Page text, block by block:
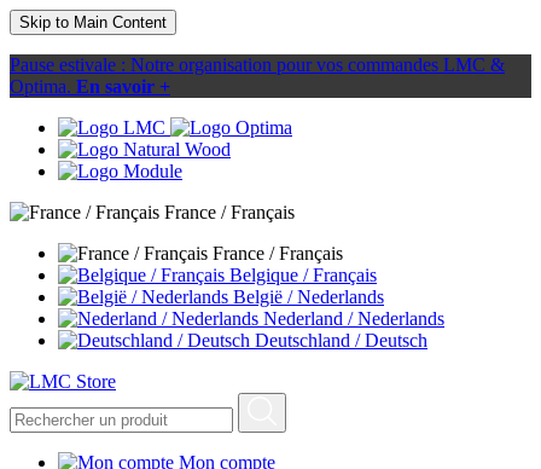
Skip to Main Content
Pause estivale : Notre organisation pour vos commandes LMC &
Optima. En savoir +
France / Français
France / Français
Belgique / Français
België / Nederlands
Nederland / Nederlands
Deutschland / Deutsch
Mon compte